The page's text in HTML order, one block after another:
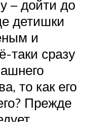
– дойти до
детишки
и
таки сразу
то как его
Прежде